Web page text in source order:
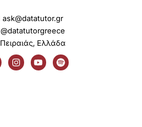
ask@datatutor.gr
@datatutorgreece
Πειραιάς, Ελλάδα
I
n
s
Y
o
u
S
p
o